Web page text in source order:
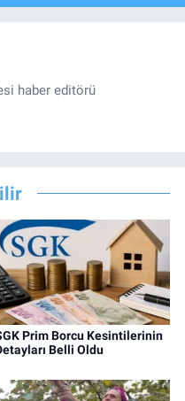
haber editörü
Prim Borcu Kesintilerinin
Belli Oldu